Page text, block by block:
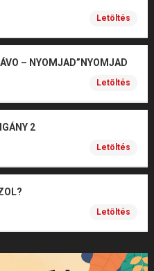
Letöltés
– NYOMJAD”NYOMJAD
Letöltés
2
Letöltés
Letöltés